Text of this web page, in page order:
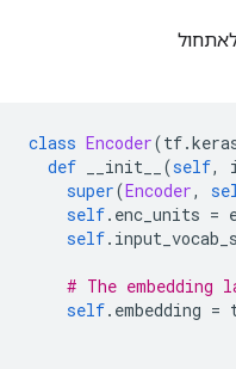
class Encoder(tf.
def __init__ (self,
super(Encoder,
self. enc_units =
self.
# The embedding
self. embedding =